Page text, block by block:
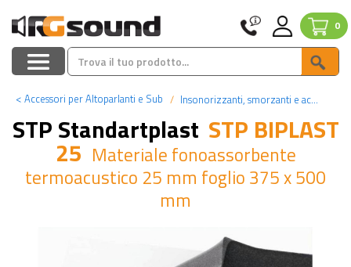
0
< Accessori per Altoparlanti e Sub Insonorizzanti, smorzanti e accessori
STP Standartplast STP BIPLAST
25 Materiale fonoassorbente
termoacustico 25 mm foglio 375 x 500
mm